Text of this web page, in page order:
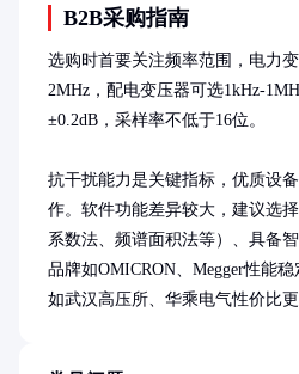
B2B采购指南
选购时首要关注频率范围，电力
2MHz，配电变压器可选1kHz-
±0.2dB，采样率不低于16位。
抗干扰能力是关键指标，优质设
作。软件功能差异较大，建议选
系数法、频谱面积法等）、具备
品牌如OMICRON、Megger性能
如武汉高压所、华乘电气性价比更